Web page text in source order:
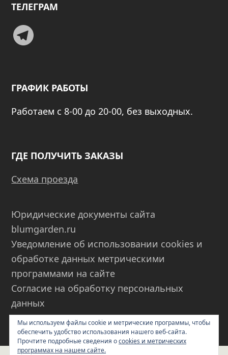
ТЕЛЕГРАМ
Telegram
ГРАФИК РАБОТЫ
Работаем с 8-00 до 20-00, без выходных.
ГДЕ ПОЛУЧИТЬ ЗАКАЗЫ
Схема проезда
Юридические документы сайта
blumgarden.ru
Уведомление об использовании cookies и
обработке данных метрическими
программами на сайте
Согласие на обработку персональных
данных
Пользовательское соглашение
Мы используем файлы cookie и метрические программы, чтобы
обеспечить удобство использования нашего веб-сайта.
Прочтите подробные сведения оcookies и метрических
программах на нашем сайте.